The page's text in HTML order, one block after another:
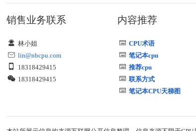
销售业务联系
林小姐
lin@nbcpu.com
18318429415
18318429415
内容推荐
CPU术语
笔记本cpu
推荐cpu
联系方式
笔记本CPU天梯图